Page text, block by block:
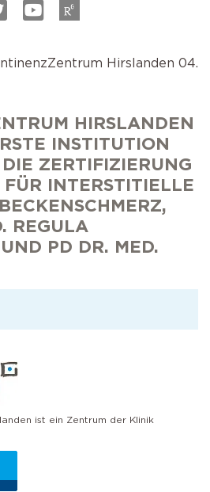
Hirslanden 04.
HIRSLANDEN
INSTITUTION
ZERTIFIZIERUNG
INTERSTITIELLE
REGULA
PD DR. MED.
ist ein Zentrum der Klinik